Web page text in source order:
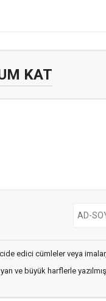
KAT
edici cümleler veya
ve büyük harflerle